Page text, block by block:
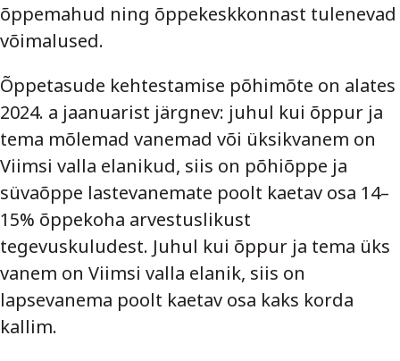
õppemahud ning õppekeskkonnast tulenevad
võimalused.
Õppetasude kehtestamise põhimõte on alates
2024. a jaanuarist järgnev: juhul kui õppur ja
tema mõlemad vanemad või üksikvanem on
Viimsi valla elanikud, siis on põhiõppe ja
süvaõppe lastevanemate poolt kaetav osa 14–
15% õppekoha arvestuslikust
tegevuskuludest. Juhul kui õppur ja tema üks
vanem on Viimsi valla elanik, siis on
lapsevanema poolt kaetav osa kaks korda
kallim.